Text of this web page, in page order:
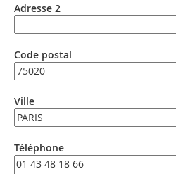
Adresse 2
Code postal
Ville
Téléphone